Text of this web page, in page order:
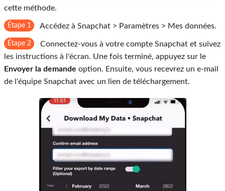
cette méthode.
Étape 1 Accédez à Snapchat > ​​Paramètres > Mes données.
Étape 2
Connectez-vous à votre compte Snapchat et suivez
les instructions à l'écran. Une fois terminé, appuyez sur le
Envoyer la demande option. Ensuite, vous recevrez un e-mail
de l'équipe Snapchat avec un lien de téléchargement.